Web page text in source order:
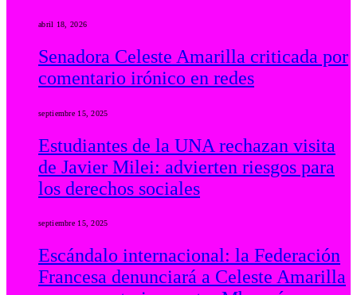
abril 18, 2026
Senadora Celeste Amarilla criticada por
comentario irónico en redes
septiembre 15, 2025
Estudiantes de la UNA rechazan visita
de Javier Milei: advierten riesgos para
los derechos sociales
septiembre 15, 2025
Escándalo internacional: la Federación
Francesa denunciará a Celeste Amarilla